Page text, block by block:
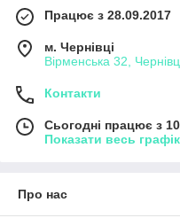
Працює з 28.09.2017
м. Чернівці
Вірменська 32,
Контакти
Сьогодні працює з
Показати весь
Про нас